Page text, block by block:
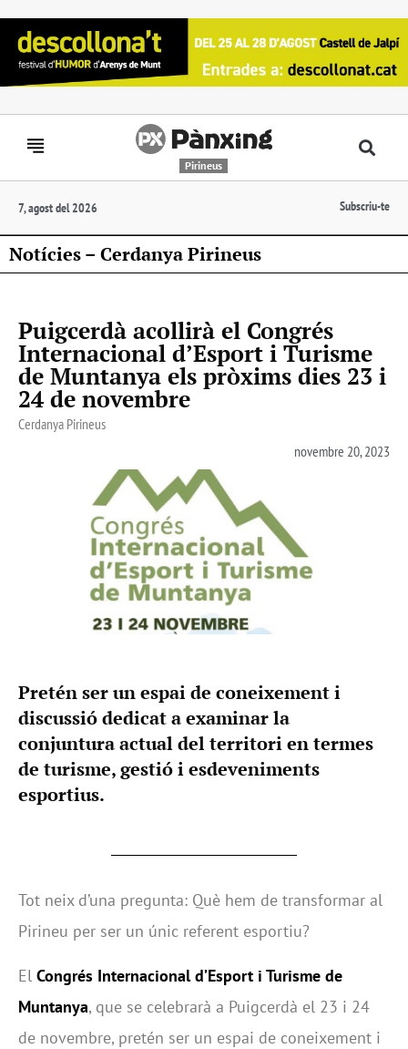
Pirineus
7, agost del 2026 Subscriu-te
Notícies – Cerdanya Pirineus
Puigcerdà acollirà el Congrés
Internacional d’Esport i Turisme
de Muntanya els pròxims dies 23 i
24 de novembre
Cerdanya Pirineus
novembre 20, 2023
Pretén ser un espai de coneixement i
discussió dedicat a examinar la
conjuntura actual del territori en termes
de turisme, gestió i esdeveniments
esportius.
Tot neix d’una pregunta: Què hem de transformar al
Pirineu per ser un únic referent esportiu?
El Congrés Internacional d’Esport i Turisme de
Muntanya, que se celebrarà a Puigcerdà el 23 i 24
de novembre, pretén ser un espai de coneixement i